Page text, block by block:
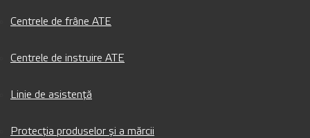
Centrele de frâne ATE
Centrele de instruire ATE
Linie de asistență
Protecția produselor și a mărcii